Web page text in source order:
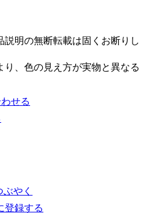
説明の無断転載は固くお断りし
り、色の見え方が実物と異なる
せる
やく
登録する